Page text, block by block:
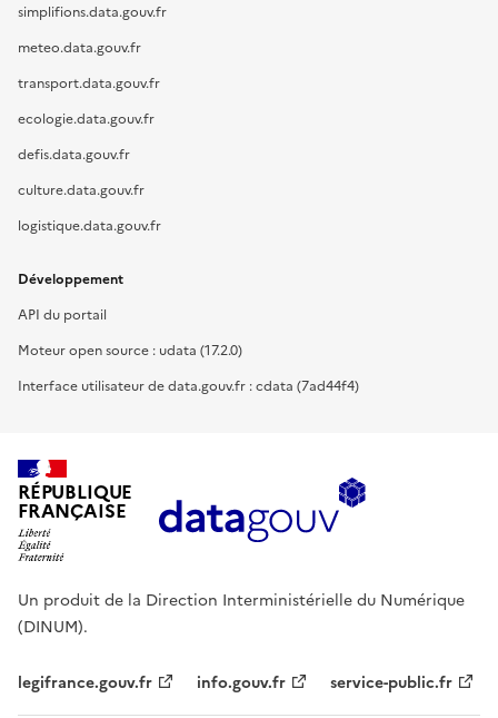
simplifions.data.gouv.fr
meteo.data.gouv.fr
transport.data.gouv.fr
ecologie.data.gouv.fr
defis.data.gouv.fr
culture.data.gouv.fr
logistique.data.gouv.fr
Développement
API du portail
Moteur open source : udata (17.2.0)
Interface utilisateur de data.gouv.fr : cdata (7ad44f4)
RÉPUBLIQUE
FRANÇAISE
Un produit de la Direction Interministérielle du Numérique
(DINUM).
legifrance.gouv.fr info.gouv.fr service-public.fr